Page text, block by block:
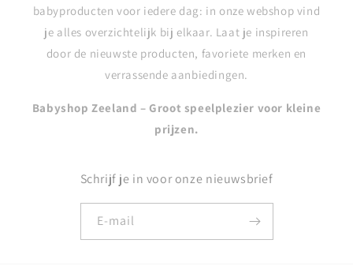
babyproducten voor iedere dag: in onze webshop vind
je alles overzichtelijk bij elkaar. Laat je inspireren
door de nieuwste producten, favoriete merken en
verrassende aanbiedingen.
Babyshop Zeeland – Groot speelplezier voor kleine
prijzen.
Schrijf je in voor onze nieuwsbrief
E‑mail